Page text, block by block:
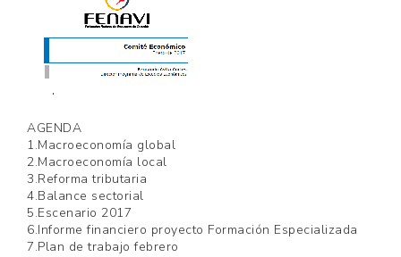
AGENDA
1.Macroeconomía global
2.Macroeconomía local
3.Reforma tributaria
4.Balance sectorial
5.Escenario 2017
6.Informe financiero proyecto Formación Especializada
7.Plan de trabajo febrero